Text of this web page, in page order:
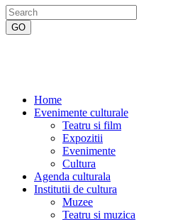
Home
Evenimente culturale
Teatru si film
Expozitii
Evenimente
Cultura
Agenda culturala
Institutii de cultura
Muzee
Teatru si muzica